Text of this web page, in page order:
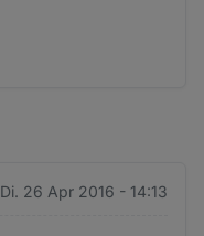
Di. 26 Apr 2016 - 14:13